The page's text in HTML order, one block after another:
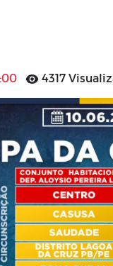
4317